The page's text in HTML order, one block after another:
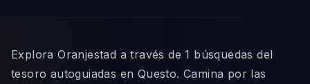
Explora Oranjestad a través de 1 búsquedas del
tesoro autoguiadas en Questo. Camina por las